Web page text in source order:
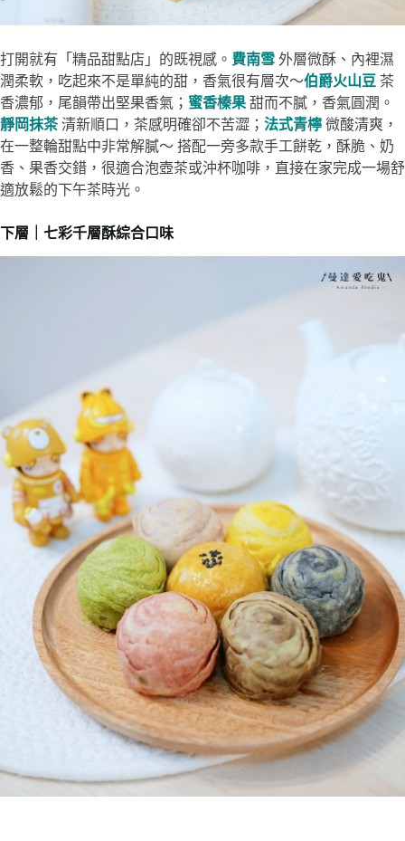
打開就有「精品甜點店」的既視感。 費南雪 外層微酥、內裡濕
潤柔軟，吃起來不是單純的甜，香氣很有層次～伯爵火山豆 茶
香濃郁，尾韻帶出堅果香氣； 蜜香榛果 甜而不膩，香氣圓潤。
靜岡抹茶清新順口，茶感明確卻不苦澀； 法式青檸 微酸清爽，
在一整輪甜點中非常解膩～ 搭配一旁多款手工餅乾，酥脆、奶
香、果香交錯，很適合泡壺茶或沖杯咖啡，直接在家完成一場舒
適放鬆的下午茶時光。
下層｜七彩千層酥綜合口味